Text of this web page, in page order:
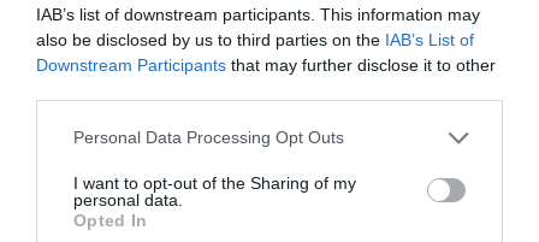
IAB’s list of downstream participants. This information may
also be disclosed by us to third parties on the IAB’s List of
Downstream Participants that may further disclose it to other
Personal Data Processing Opt Outs
I want to opt-out of the Sharing of my
personal data.
Opted In
1 ΠΑΙΧΝΙΔΙΑ
Επιπέδου Γυμνασίου: 10 απλές ερωτήσεις που δείχνουν
ότι δεν έμαθες σωστά την ελληνική ιστορία
Η αλήθεια για τον Ετιέν Καμαρά
ΠΑΙΧΝΙΔΙΑ
Βρες πού βρίσκονται 10 παραλίες: